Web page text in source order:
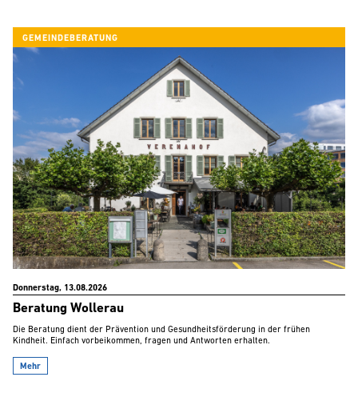
GEMEINDEBERATUNG
Donnerstag, 13.08.2026
Beratung Wollerau
Die Beratung dient der Prävention und Gesundheitsförderung in der frühen
Kindheit. Einfach vorbeikommen, fragen und Antworten erhalten.
Mehr